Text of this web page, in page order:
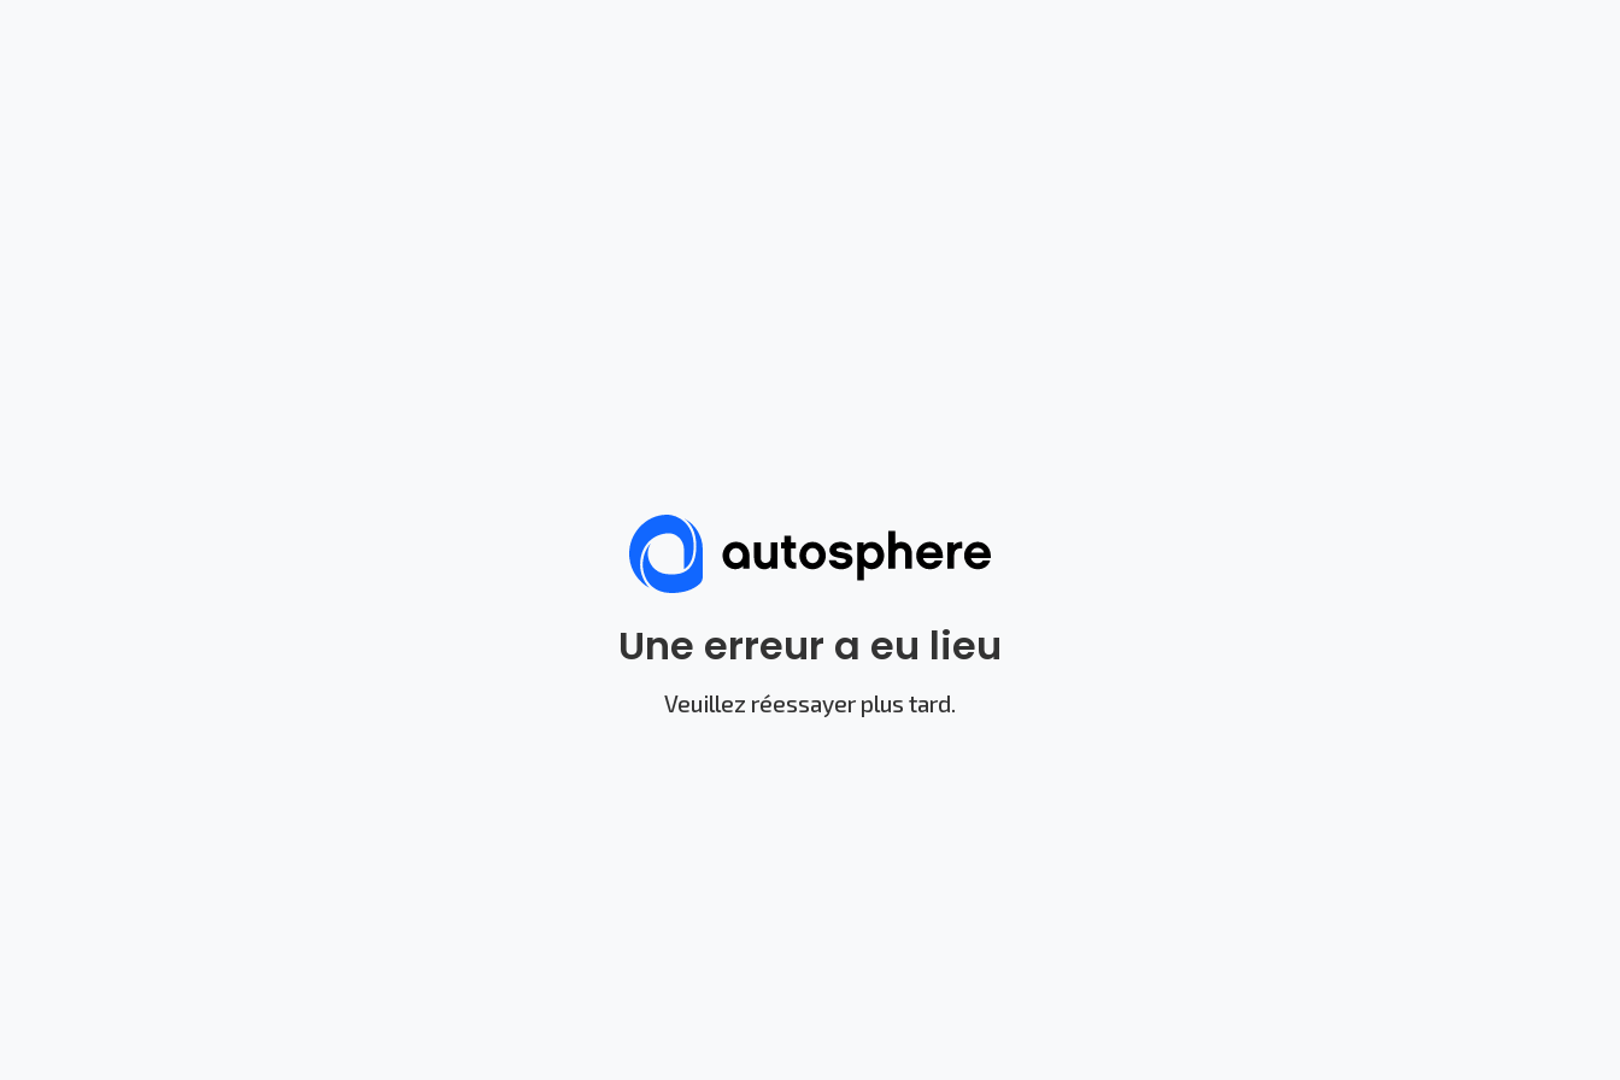
Une erreur a eu lieu
Veuillez réessayer plus tard.